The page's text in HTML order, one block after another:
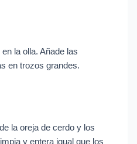
la olla. Añade las
en trozos grandes.
la oreja de cerdo y los
y entera igual que los